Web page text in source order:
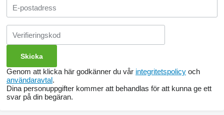
Genom att klicka här godkänner du vår integritetspolicy och
användaravtal.
Dina personuppgifter kommer att behandlas för att kunna ge ett
svar på din begäran.